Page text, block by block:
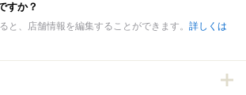
すか？
と、店舗情報を編集することができます。 詳しくは